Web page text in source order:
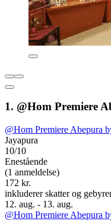
1. @Hom Premiere
@Hom Premiere Abepura
Jayapura
10/10
Enestående
(1 anmeldelse)
172 kr.
inkluderer skatter og
12. aug. - 13. aug.
@Hom Premiere Abepura